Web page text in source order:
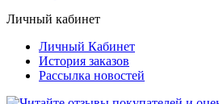
Личный кабинет
Личный Кабинет
История заказов
Рассылка новостей